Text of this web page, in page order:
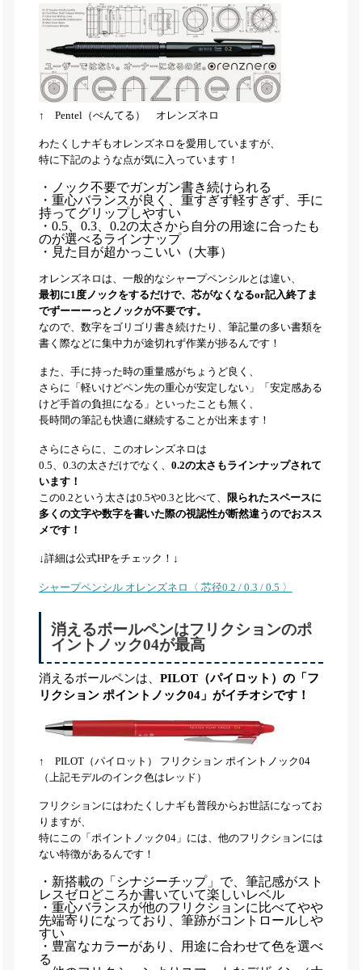
↑ Pentel（ぺんてる） オレンズネロ
わたくしナギもオレンズネロを愛用していますが、
特に下記のような点が気に入っています！
・ノック不要でガンガン書き続けられる
・重心バランスが良く、重すぎず軽すぎず、手に
持ってグリップしやすい
・0.5、0.3、0.2の太さから自分の用途に合ったも
のが選べるラインナップ
・見た目が超かっこいい（大事）
オレンズネロは、一般的なシャープペンシルとは違い、
最初に1度ノックをするだけで、芯がなくなるor記入終了ま
でずーーーっとノックが不要です。
なので、数字をゴリゴリ書き続けたり、筆記量の多い書類を
書く際などに集中力が途切れず作業が捗るんです！
また、手に持った時の重量感がちょうど良く、
さらに「軽いけどペン先の重心が安定しない」「安定感ある
けど手首の負担になる」といったことも無く、
長時間の筆記も快適に継続することが出来ます！
さらにさらに、このオレンズネロは
0.5、0.3の太さだけでなく、 0.2の太さもラインナップされて
います！
この0.2という太さは0.5や0.3と比べて、
限られたスペースに
多くの文字や数字を書いた際の視認性が断然違うのでおスス
メです！
↓詳細は公式HPをチェック！↓
シャープペンシル オレンズネロ〈 芯径0.2 / 0.3 / 0.5 〉
消えるボールペンはフリクションのポ
イントノック04が最高
消えるボールペンは、 PILOT（パイロット）の「フ
リクション ポイントノック04」がイチオシです！
↑ PILOT（パイロット） フリクション ポイントノック04
（上記モデルのインク色はレッド）
フリクションにはわたくしナギも普段からお世話になってお
りますが、
特にこの「ポイントノック04」には、他のフリクションには
ない特徴があるんです！
・新搭載の「シナジーチップ」で、筆記感がスト
レスゼロどころか書いていて楽しいレベル
・重心バランスが他のフリクションに比べてやや
先端寄りになっており、筆跡がコントロールしや
すい
・豊富なカラーがあり、用途に合わせて色を選べ
る